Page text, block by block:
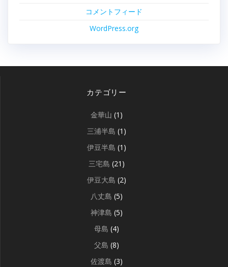
コメントフィード
WordPress.org
カテゴリー
金華山 (1)
三浦半島 (1)
伊豆半島 (1)
三宅島 (21)
伊豆大島 (2)
八丈島 (5)
神津島 (5)
母島 (4)
父島 (8)
佐渡島 (3)